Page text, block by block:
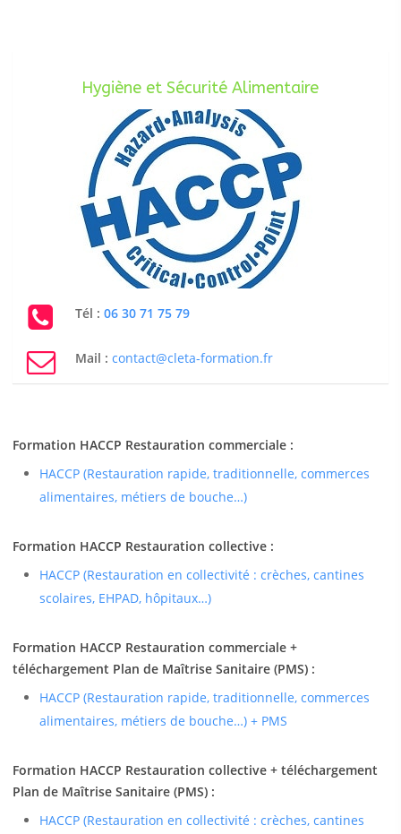
Hygiène et Sécurité Alimentaire
Tél : 06 30 71 75 79
Mail : contact@cleta-formation.fr
Formation HACCP Restauration commerciale :
HACCP (Restauration rapide, traditionnelle, commerces
alimentaires, métiers de bouche…)
Formation HACCP Restauration collective :
HACCP (Restauration en collectivité : crèches, cantines
scolaires, EHPAD, hôpitaux…)
Formation HACCP Restauration commerciale +
téléchargement Plan de Maîtrise Sanitaire (PMS) :
HACCP (Restauration rapide, traditionnelle, commerces
alimentaires, métiers de bouche…) + PMS
Formation HACCP Restauration collective + téléchargement
Plan de Maîtrise Sanitaire (PMS) :
HACCP (Restauration en collectivité : crèches, cantines